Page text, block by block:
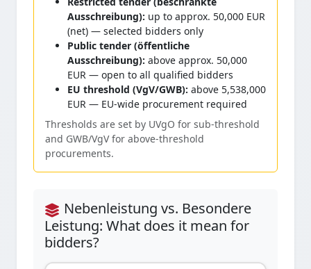
Ausschreibung): up to approx. 50,000 EUR
(net) — selected bidders only
Public tender (öffentliche
Ausschreibung): above approx. 50,000
EUR — open to all qualified bidders
EU threshold (VgV/GWB): above 5,538,000
EUR — EU-wide procurement required
Thresholds are set by UVgO for sub-threshold
and GWB/VgV for above-threshold
procurements.
Nebenleistung vs. Besondere
Leistung: What does it mean for
bidders?